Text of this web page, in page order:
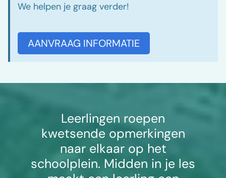
We helpen je graag verder!
AANVRAAG INFORMATIE
Leerlingen roepen
kwetsende opmerkingen
naar elkaar op het
schoolplein. Midden in je les